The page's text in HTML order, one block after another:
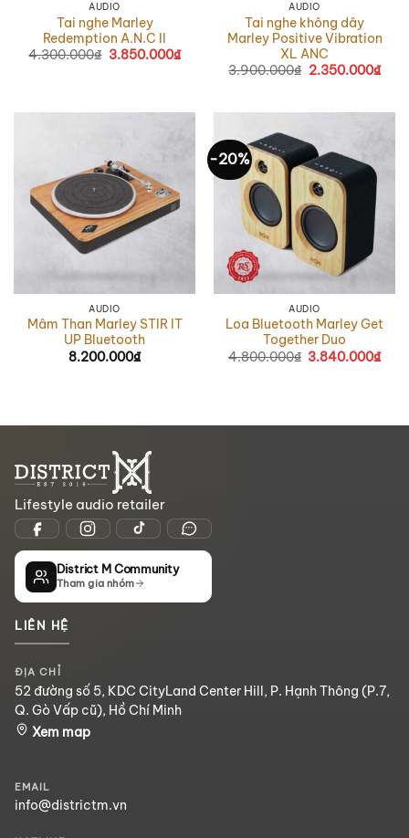
AUDIO
Tai nghe Marley
Redemption A.N.C II
4.300.000₫ Giá
3.850.000₫Giá
AUDIO
Tai nghe không dây
Marley Positive Vibration
XL ANC
3.900.000₫ Giá
2.350.000₫Giá
AUDIO
Mâm Than Marley STIR IT
UP Bluetooth
8.200.000₫
-20%
AUDIO
Loa Bluetooth Marley Get
Together Duo
4.800.000₫ Giá
3.840.000₫Giá
Lifestyle audio retailer
District M Community
Tham gia nhóm
LIÊN HỆ
ĐỊA CHỈ
52 đường số 5, KDC CityLand Center Hill, P. Hạnh Thông (P.7,
Q. Gò Vấp cũ), Hồ Chí Minh
Xem map
EMAIL
info@districtm.vn